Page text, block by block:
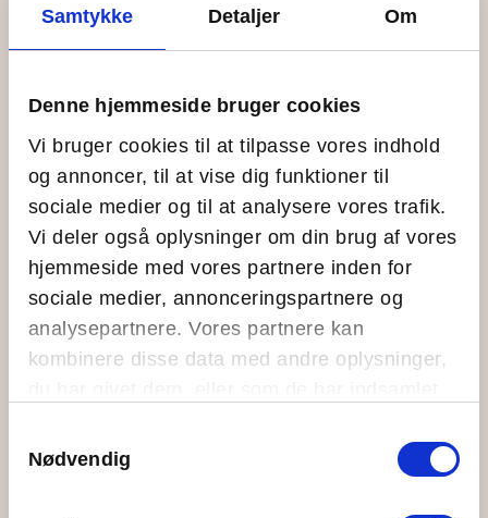
Samtykke Detaljer Om
Denne hjemmeside bruger cookies
Vi bruger cookies til at tilpasse vores indhold
og annoncer, til at vise dig funktioner til
sociale medier og til at analysere vores trafik.
Vi deler også oplysninger om din brug af vores
hjemmeside med vores partnere inden for
sociale medier, annonceringspartnere og
analysepartnere. Vores partnere kan
kombinere disse data med andre oplysninger,
Nødvendig
Bliv Giv-Et-År-engageret
Bliv ungeobservatør
Møder og selskaber
Aktiviteter for erhverv
Transport til øen
Forplejning på Ungdomsøen
Workshops og oplæg
Åben Ø
Hvad sker der
Blogindlæg
Events
Info